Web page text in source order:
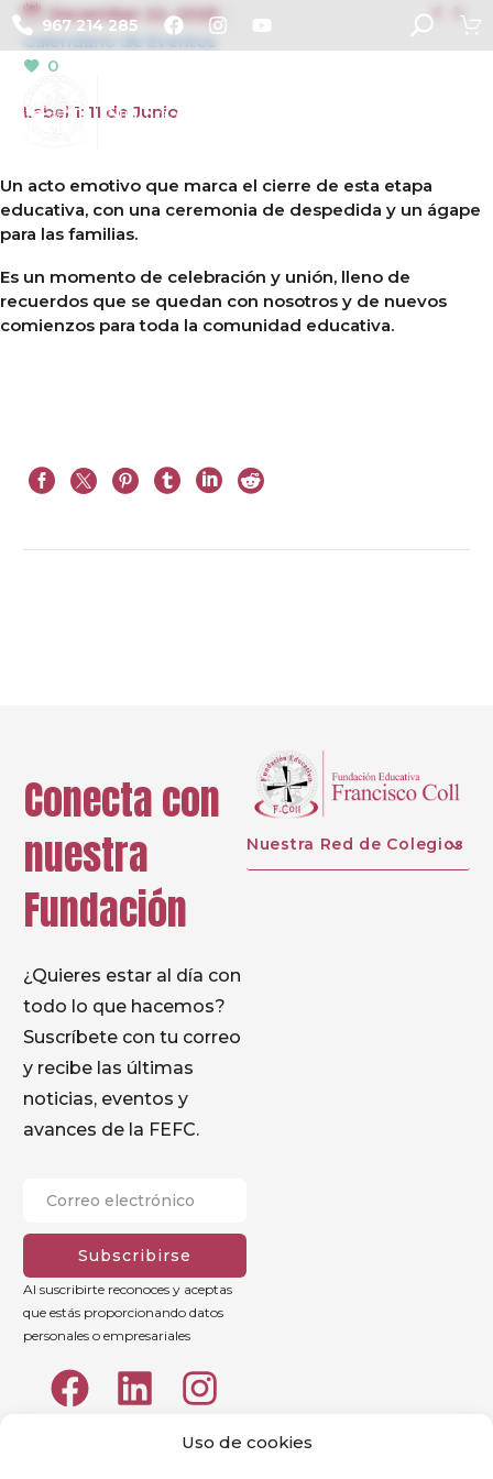
Uso de cookies
967 214 285  
December 22, 2025
Calendario de Eventos
0
Label 1: 11 de Junio
Un acto emotivo que marca el cierre de esta etapa
educativa, con una ceremonia de despedida y un ágape
para las familias.
Es un momento de celebración y unión, lleno de
recuerdos que se quedan con nosotros y de nuevos
comienzos para toda la comunidad educativa.
Conecta con
nuestra
Fundación
¿Quieres estar al día con
todo lo que hacemos?
Suscríbete con tu correo
y recibe las últimas
noticias, eventos y
avances de la FEFC.
Subscribirse
Al suscribirte reconoces y aceptas
que estás proporcionando datos
personales o empresariales
Nuestra Red de Colegios